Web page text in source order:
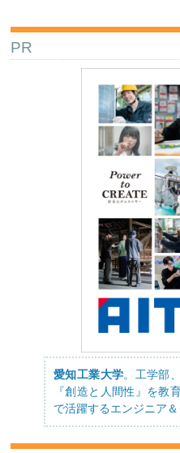
PR
愛知工業大学。工学部
『創造と人間性』を教
で活躍するエンジニア＆